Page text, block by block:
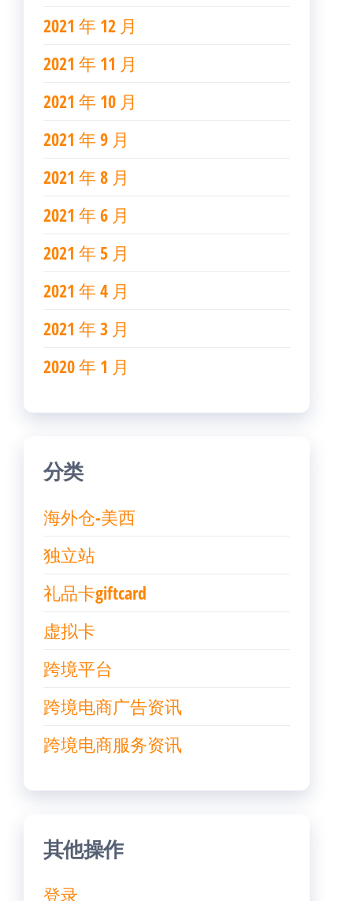
2021 年 12 月
2021 年 11 月
2021 年 10 月
2021 年 9 月
2021 年 8 月
2021 年 6 月
2021 年 5 月
2021 年 4 月
2021 年 3 月
2020 年 1 月
分类
海外仓-美西
独立站
礼品卡giftcard
虚拟卡
跨境平台
跨境电商广告资讯
跨境电商服务资讯
其他操作
登录